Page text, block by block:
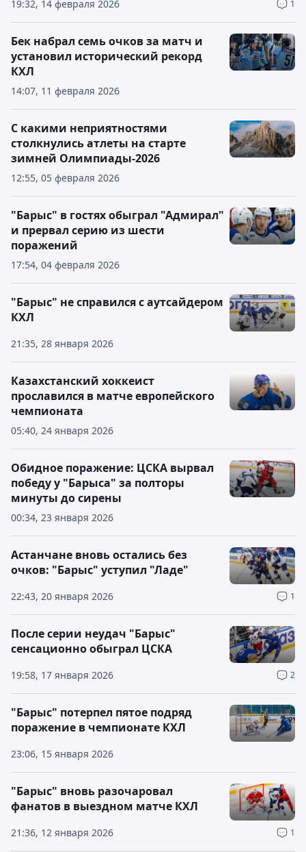
19:32, 14 февраля 2026 1
14:07, 11 февраля 2026
Бек набрал семь очков за матч и
установил исторический рекорд
КХЛ
12:55, 05 февраля 2026
С какими неприятностями
столкнулись атлеты на старте
зимней Олимпиады-2026
17:54, 04 февраля 2026
"Барыс" в гостях обыграл "Адмирал"
и прервал серию из шести
поражений
21:35, 28 января 2026
"Барыс" не справился с аутсайдером
КХЛ
05:40, 24 января 2026
Казахстанский хоккеист
прославился в матче европейского
чемпионата
00:34, 23 января 2026
Обидное поражение: ЦСКА вырвал
победу у "Барыса" за полторы
минуты до сирены
22:43, 20 января 2026 1
Астанчане вновь остались без
очков: "Барыс" уступил "Ладе"
19:58, 17 января 2026 2
После серии неудач "Барыс"
сенсационно обыграл ЦСКА
23:06, 15 января 2026
"Барыс" потерпел пятое подряд
поражение в чемпионате КХЛ
21:36, 12 января 2026 1
"Барыс" вновь разочаровал
фанатов в выездном матче КХЛ